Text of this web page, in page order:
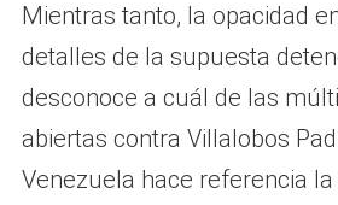
Mientras tanto, la opacidad
detalles de la supuesta
desconoce a cuál de las
abiertas contra Villalobos
Venezuela hace referencia